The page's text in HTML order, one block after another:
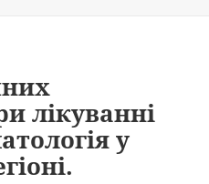
лікуванні
у